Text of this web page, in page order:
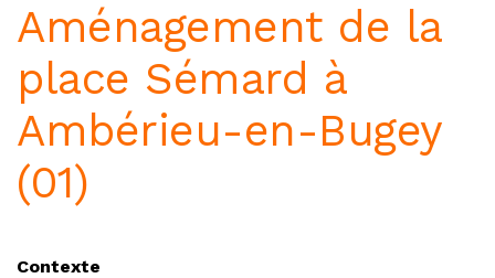
Aménagement de la
place Sémard à
Ambérieu-en-Bugey
(01)
Contexte